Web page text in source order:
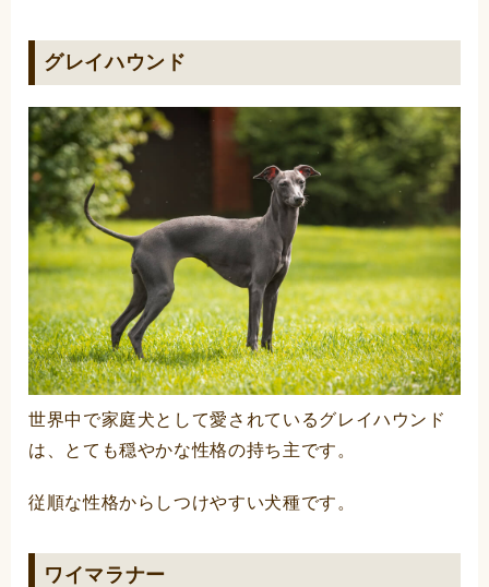
グレイハウンド
世界中で家庭犬として愛されているグレイハウンド
は、とても穏やかな性格の持ち主です。
従順な性格からしつけやすい犬種です。
ワイマラナー